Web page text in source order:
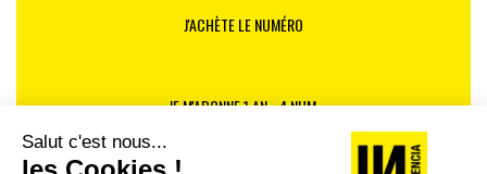
J'ACHÈTE LE NUMÉRO
JE M'ABONNE 1 AN - 4 NUM.